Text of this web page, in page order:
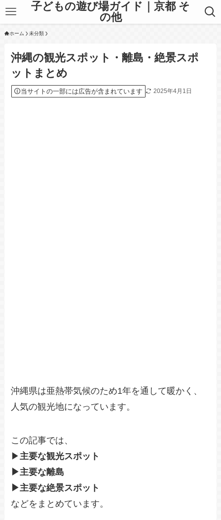
子どもの遊び場ガイド｜京都 そ
の他
ホーム 未分類
沖縄の観光スポット・離島・絶景スポ
ットまとめ
当サイトの一部には広告が含まれています 2025年4月1日
沖縄県は亜熱帯気候のため1年を通して暖かく、
人気の観光地になっています。
この記事では、
▶ 主要な観光スポット
▶主要な離島
▶主要な絶景スポット
などをまとめています。